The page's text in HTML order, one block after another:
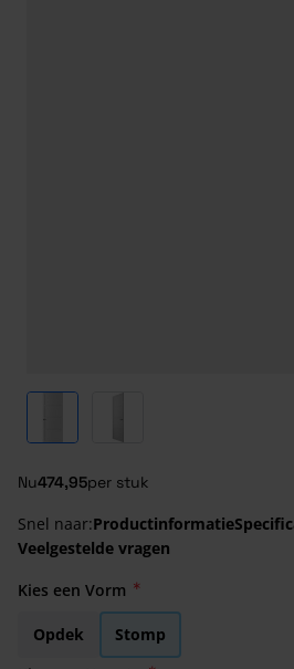
Nu474,95per stuk
Snel naar:Productinformatie
Veelgestelde vragen
Kies een Vorm
Opdek
Stomp